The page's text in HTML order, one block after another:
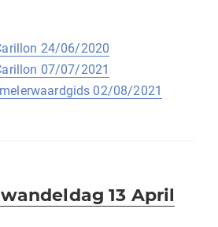
24/06/2020
07/07/2021
02/08/2021
13 April